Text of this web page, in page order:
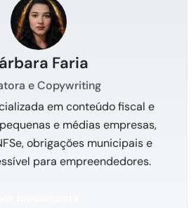
Faria
e Copywriting
em conteúdo fiscal e
e médias empresas,
obrigações municipais e
para empreendedores.